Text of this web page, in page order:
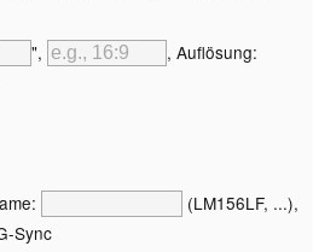
",
, Auflösung:
(LM156LF, ...),
Sync